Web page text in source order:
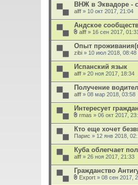
ВНЖ в Эквадоре -
alff » 10 окт 2017, 21:04
Андское
л
о
ж
е
н
и
alff » 16 сен 2017, 01:31
Опыт
zibi » 10 июл 2018, 08:48
Испанский язык
alff » 20 ноя 2017, 18:34
Получение
alff » 08 мар 2018, 03:58
Интересует
л
о
ж
е
н
и
rmas » 06 окт 2017,
Кто еще хочет
Парис » 12 янв 2018,
Куба облегчает
alff » 26 ноя 2017, 21:33
Гражданство
Export » 08 сен 2017,